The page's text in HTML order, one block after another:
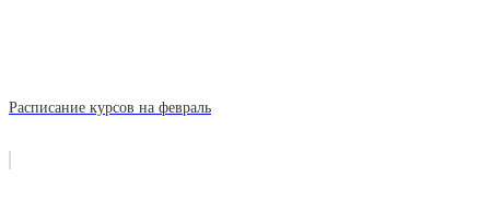
Расписание курсов на февраль